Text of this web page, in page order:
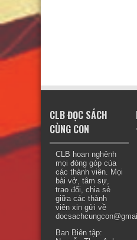
CLB ĐỌC SÁCH
CÙNG CON
CLB hoan nghênh
mọi đóng góp của
các thành viên. Mọi
bài vở, tâm sự,
trao đổi, chia sẻ
giữa các thành
viên xin gửi về
Ban Biên tập: